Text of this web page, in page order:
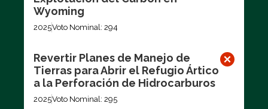
Wyoming
2025Voto Nominal: 294
Revertir Planes de Manejo de
Tierras para Abrir el Refugio Ártico
a la Perforación de Hidrocarburos
2025Voto Nominal: 295